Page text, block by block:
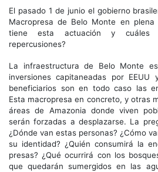
El pasado 1 de junio el gobierno
Macropresa de Belo Monte en plena
tiene esta actuación y cuáles
repercusiones?
La infraestructura de Belo Monte
inversiones capitaneadas por EEUU
beneficiarios son en todo caso las
Esta macropresa en concreto, y otras
áreas de Amazonia donde viven
serán forzadas a desplazarse. La
¿Dónde van estas personas? ¿Cómo
su identidad? ¿Quién consumirá la
presas? ¿Qué ocurrirá con los
que quedarán sumergidos en las